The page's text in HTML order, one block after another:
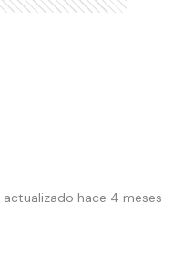
actualizado hace 4 meses